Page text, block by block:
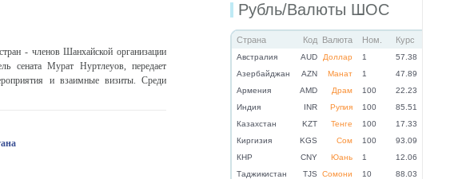
Рубль/Валюты ШОС
Страна Код Валюта Ном. Курс
Австралия AUD Доллар 1
57.38
Азербайджан
AZN Манат 1
47.89
Армения
AMD Драм 100
22.23
Индия
INR Рупия 100
85.51
Казахстан
KZT Тенге 100
17.33
Киргизия
KGS Сом 100
93.09
КНР
CNY Юань 1
12.06
Таджикистан
TJS Сомони 10
88.03
- членов Шанхайской организации
сената Мурат Нуртлеуов, передает
и взаимные визиты. Среди